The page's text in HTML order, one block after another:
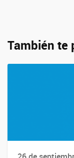
También te